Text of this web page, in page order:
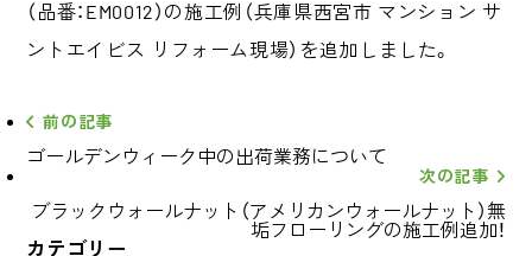
（品番：EM0012）の施工例（兵庫県西宮市 マンション サ
ントエイビス リフォーム現場）を追加しました。
前の記事
ゴールデンウィーク中の出荷業務について
次の記事
ブラックウォールナット（アメリカンウォールナット）無
垢フローリングの施工例追加！
カテゴリー